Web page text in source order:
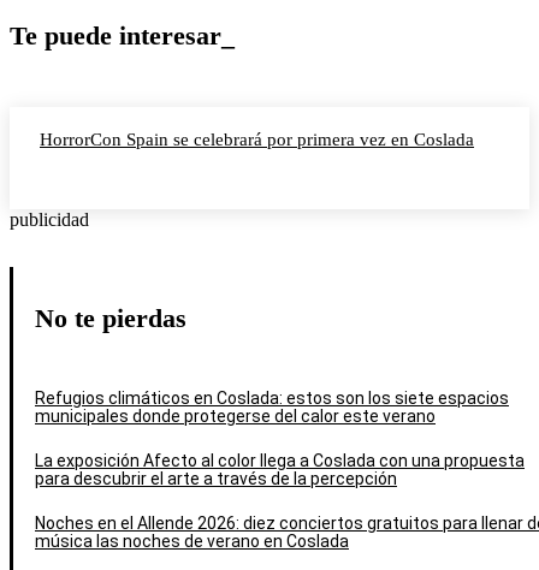
Te puede interesar_
HorrorCon Spain se celebrará por primera vez en Coslada
publicidad
No te pierdas
Refugios climáticos en Coslada: estos son los siete espacios
municipales donde protegerse del calor este verano
La exposición Afecto al color llega a Coslada con una propuesta
para descubrir el arte a través de la percepción
Noches en el Allende 2026: diez conciertos gratuitos para llenar
música las noches de verano en Coslada